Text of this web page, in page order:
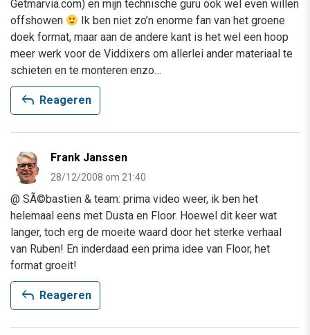
Getmarvia.com) en mijn technische guru ook wel even willen
offshowen
Ik ben niet zo’n enorme fan van het groene
doek format, maar aan de andere kant is het wel een hoop
meer werk voor de Viddixers om allerlei ander materiaal te
schieten en te monteren enzo…
reply Reageren
Frank Janssen
28/12/2008 om 21:40
@ SÃ©bastien & team: prima video weer, ik ben het
helemaal eens met Dusta en Floor. Hoewel dit keer wat
langer, toch erg de moeite waard door het sterke verhaal
van Ruben! En inderdaad een prima idee van Floor, het
format groeit!
reply Reageren